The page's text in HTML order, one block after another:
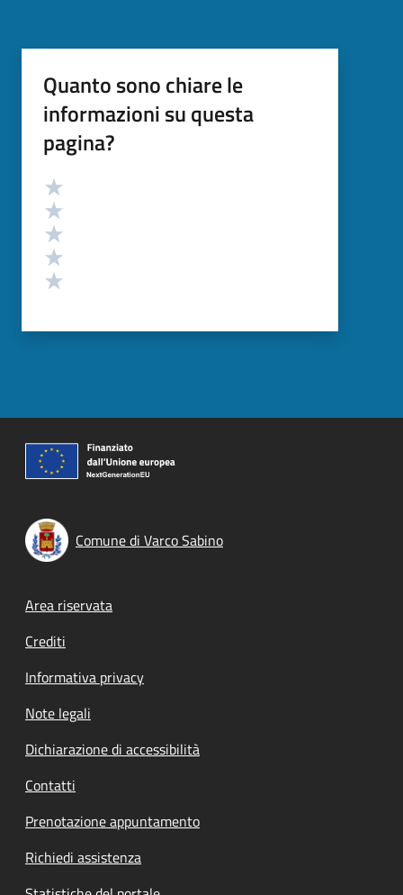
Quanto sono chiare le
informazioni su questa
pagina?
Valutazione
Comune di Varco Sabino
Footer menu
Area riservata
Crediti
Informativa privacy
Note legali
Dichiarazione di accessibilità
Contatti
Prenotazione appuntamento
Richiedi assistenza